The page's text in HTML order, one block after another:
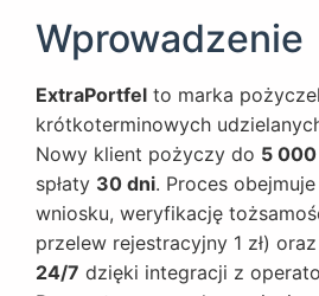
Wprowadzenie
ExtraPortfel to marka
krótkoterminowych
Nowy klient pożyczy do 5 000
spłaty 30 dni. Proces
wniosku, weryfikację
przelew rejestracyjny 1 zł) oraz
24/7 dzięki integracji z